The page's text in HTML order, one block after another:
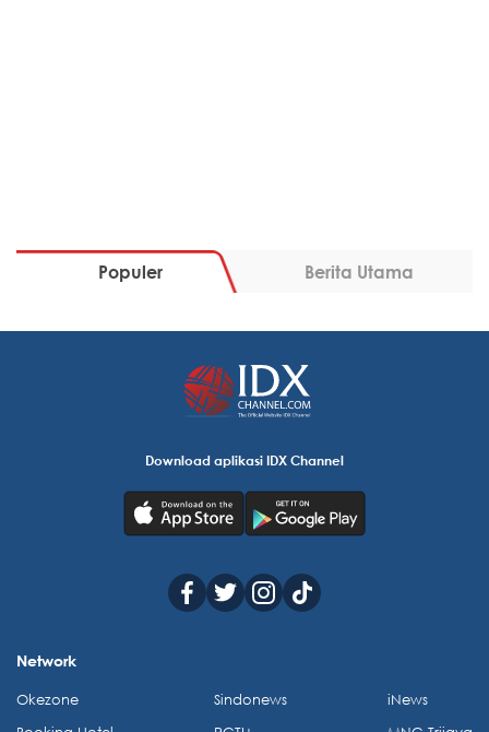
Populer Berita Utama
Download aplikasi IDX Channel
Network
Okezone
Sindonews
iNews